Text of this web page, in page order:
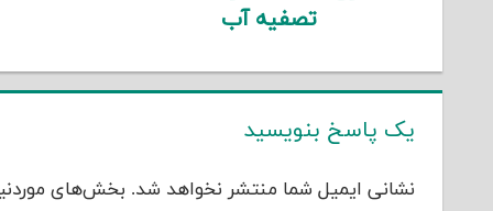
تصفیه آب
یک پاسخ بنویسید
نشانی ایمیل شما منتشر نخواهد شد. بخش‌های